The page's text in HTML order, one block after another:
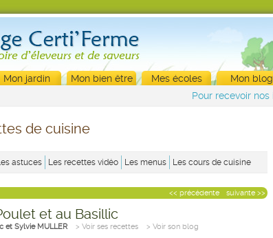
Mon jardin Mon bien être Mes écoles
Mon blog
Pour recevoir
de cuisine
astuces Les recettes vidéo Les menus Les cours de cuisine
suivante >>
<< précédente
et au Basillic
et Sylvie MULLER > Voir ses recettes > Voir son blog